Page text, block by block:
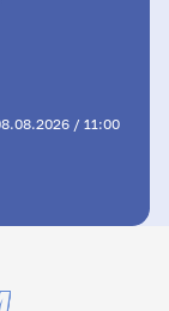
/ 11:00